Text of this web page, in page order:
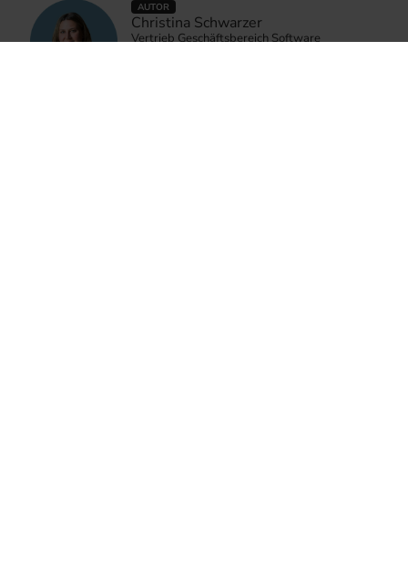
AUTOR
Christina Schwarzer
Vertrieb Geschäftsbereich Software